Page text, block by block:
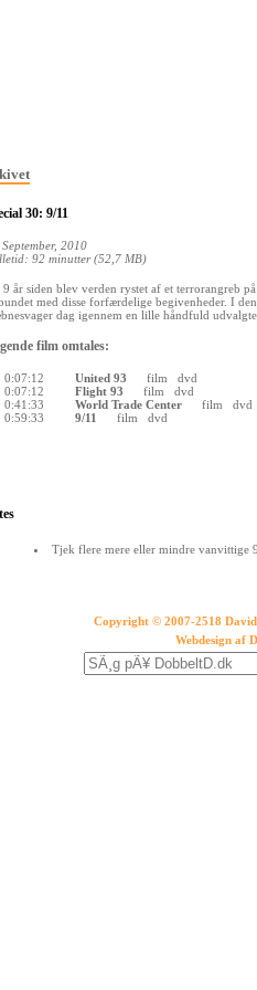
30: 9/11
2010
92 minutter (52,7 MB)
9 år siden blev verden rystet af et terrorangreb
med disse forfærdelige begivenheder. I
dag igennem en lille håndfuld
film omtales:
0:07:12 United 93 film
dvd
0:07:12
Flight 93 film
dvd
0:41:33
World Trade Center film
dvd
0:59:33
9/11 film dvd
Tjek flere mere eller mindre vanvittige
Copyright © 2007-2518
Webdesign af